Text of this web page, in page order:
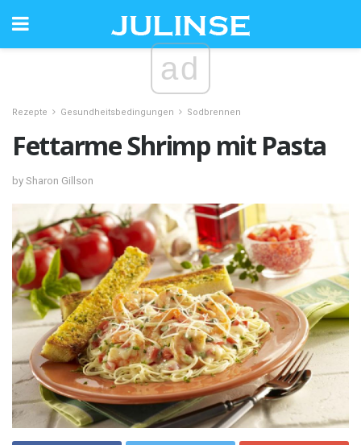
ad
Rezepte Gesundheitsbedingungen Sodbrennen
Fettarme Shrimp mit Pasta
by Sharon Gillson